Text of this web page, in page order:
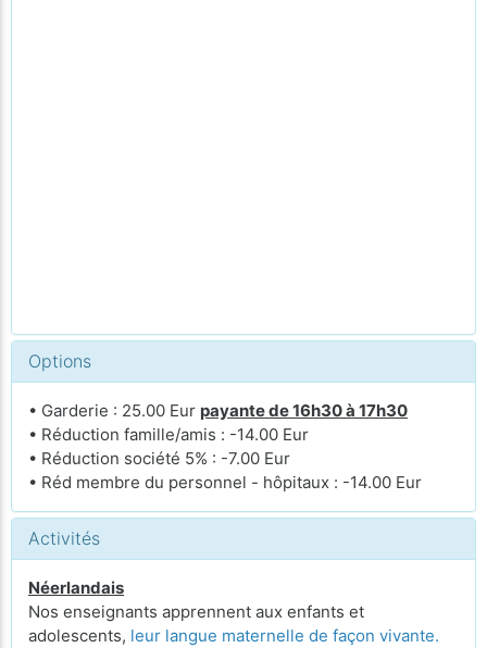
Options
• Garderie : 25.00 Eur payante de 16h30 à 17h30
• Réduction famille/amis : -14.00 Eur
• Réduction société 5% : -7.00 Eur
• Réd membre du personnel - hôpitaux : -14.00 Eur
Activités
Néerlandais
Nos enseignants apprennent aux enfants et
adolescents, leur langue maternelle de façon vivante.